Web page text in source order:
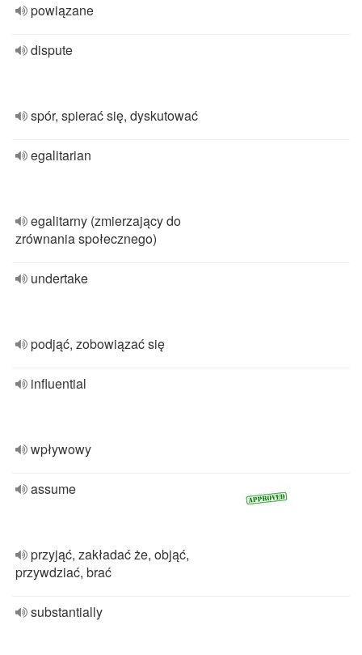
powiązane
dispute
spór, spierać się, dyskutować
egalitarian
egalitarny (zmierzający do
zrównania społecznego)
undertake
podjąć, zobowiązać się
influential
wpływowy
assume
przyjąć, zakładać że, objąć,
przywdziać, brać
substantially